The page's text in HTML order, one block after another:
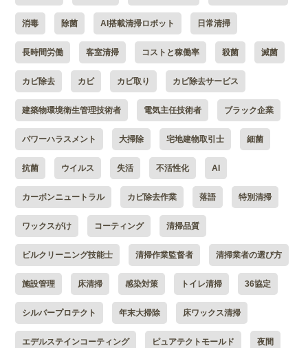
消毒 除菌 AI搭載清掃ロボット 日常清掃
長時間労働 客室清掃 コストと稼働率 殺菌 滅菌
カビ除去 カビ カビ取り カビ除去サービス
建築物環境衛生管理技術者 電気主任技術者 ブラック企業
パワーハラスメント 大掃除 宅地建物取引士 細菌
抗菌 ウイルス 失活 不活性化 AI
カーボンニュートラル カビ除去作業 落語 特別清掃
ワックスがけ コーティング 清掃品質
ビルクリーニング技能士 清掃作業監督者 清掃業者の選び方
施設管理 床清掃 感染対策 トイレ清掃 36協定
シルバープロテクト 年末大掃除 床ワックス清掃
エデルステインコーティング ピュアテクトモールド 夜間